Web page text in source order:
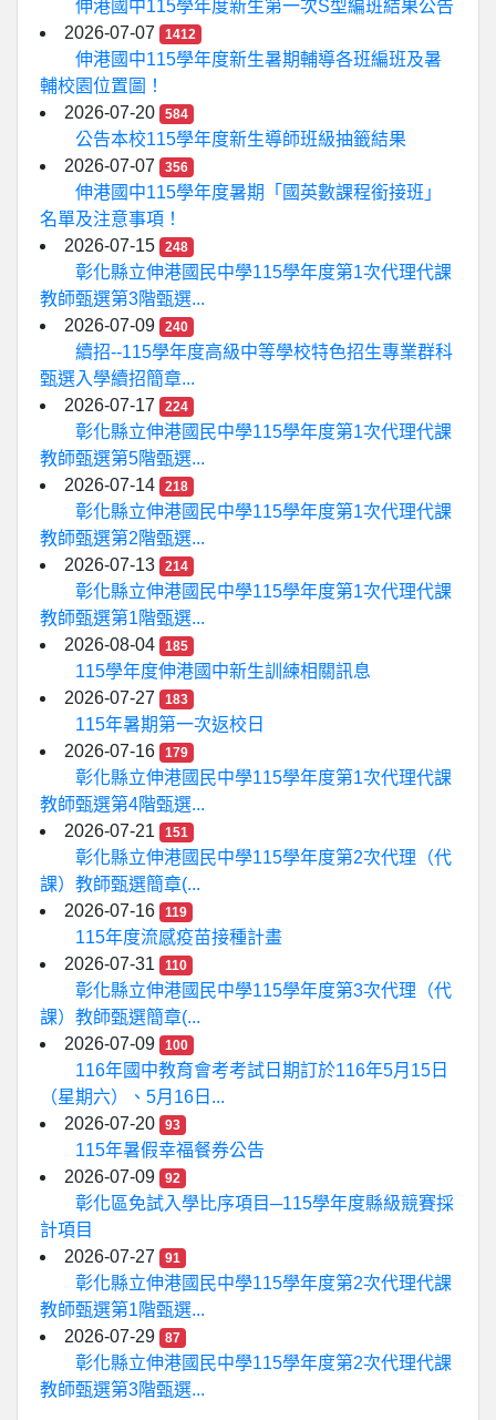
伸港國中115學年度新生第一次S型編班結果公告
2026-07-07
1412
伸港國中115學年度新生暑期輔導各班編班及暑
輔校園位置圖！
2026-07-20
584
公告本校115學年度新生導師班級抽籤結果
2026-07-07
356
伸港國中115學年度暑期「國英數課程銜接班」
名單及注意事項！
2026-07-15
248
彰化縣立伸港國民中學115學年度第1次代理代課
教師甄選第3階甄選...
2026-07-09
240
續招--115學年度高級中等學校特色招生專業群科
甄選入學續招簡章...
2026-07-17
224
彰化縣立伸港國民中學115學年度第1次代理代課
教師甄選第5階甄選...
2026-07-14
218
彰化縣立伸港國民中學115學年度第1次代理代課
教師甄選第2階甄選...
2026-07-13
214
彰化縣立伸港國民中學115學年度第1次代理代課
教師甄選第1階甄選...
2026-08-04
185
115學年度伸港國中新生訓練相關訊息
2026-07-27
183
115年暑期第一次返校日
2026-07-16
179
彰化縣立伸港國民中學115學年度第1次代理代課
教師甄選第4階甄選...
2026-07-21
151
彰化縣立伸港國民中學115學年度第2次代理（代
課）教師甄選簡章(...
2026-07-16
119
115年度流感疫苗接種計畫
2026-07-31
110
彰化縣立伸港國民中學115學年度第3次代理（代
課）教師甄選簡章(...
2026-07-09
100
116年國中教育會考考試日期訂於116年5月15日
（星期六）、5月16日...
2026-07-20
93
115年暑假幸福餐券公告
2026-07-09
92
彰化區免試入學比序項目─115學年度縣級競賽採
計項目
2026-07-27
91
彰化縣立伸港國民中學115學年度第2次代理代課
教師甄選第1階甄選...
2026-07-29
87
彰化縣立伸港國民中學115學年度第2次代理代課
教師甄選第3階甄選...